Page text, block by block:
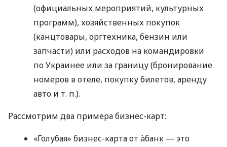
(официальных мероприятий, культурных
программ), хозяйственных покупок
(канцтовары, оргтехника, бензин или
запчасти) или расходов на командировки
по Украинее или за границу (бронирование
номеров в отеле, покупку билетов, аренду
авто и т. п.).
Рассмотрим два примера бизнес-карт:
«Голубая» бизнес-карта от àбанк — это